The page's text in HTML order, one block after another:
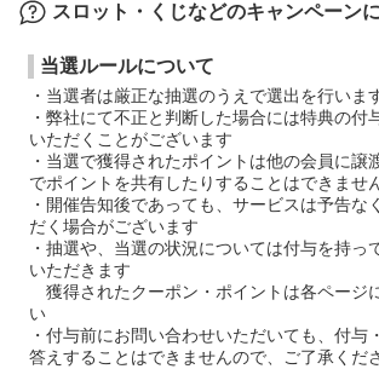
スロット・くじなどのキャンペーン
当選ルールについて
・当選者は厳正な抽選のうえで選出を行いま
・弊社にて不正と判断した場合には特典の付
いただくことがございます
・当選で獲得されたポイントは他の会員に譲
でポイントを共有したりすることはできませ
・開催告知後であっても、サービスは予告な
だく場合がございます
・抽選や、当選の状況については付与を持っ
いただきます
獲得されたクーポン・ポイントは各ページ
い
・付与前にお問い合わせいただいても、付与
答えすることはできませんので、ご了承くだ